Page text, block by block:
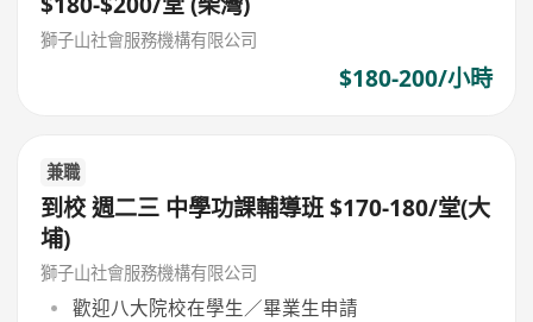
獅子山社會服務機構有限公司
$180-200/小時
兼職
到校 週二三 中學功課輔導班 $170-180/堂(大
埔)
獅子山社會服務機構有限公司
歡迎八大院校在學生／畢業生申請